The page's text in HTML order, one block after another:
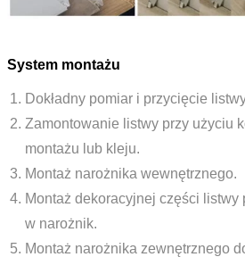
System montażu
Dokładny pomiar i przycięcie
Zamontowanie listwy przy użyciu
montażu lub kleju.
Montaż narożnika wewnętrznego.
Montaż dekoracyjnej części
w narożnik.
Montaż narożnika zewnętrznego